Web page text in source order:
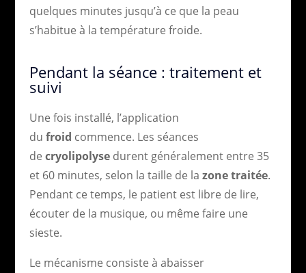
quelques minutes jusqu’à ce que la peau
s’habitue à la température froide.
Pendant la séance : traitement et
suivi
Une fois installé, l’application
du froid commence. Les séances
de cryolipolysedurent généralement entre 35
et 60 minutes, selon la taille de la zone traitée.
Pendant ce temps, le patient est libre de lire,
écouter de la musique, ou même faire une
sieste.
Le mécanisme consiste à abaisser